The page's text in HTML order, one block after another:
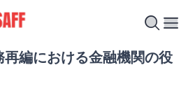
再編における金融機関の役